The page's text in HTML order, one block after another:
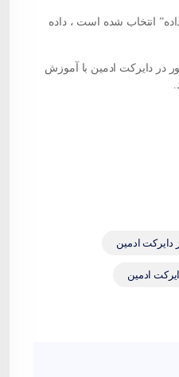
داده” انتخاب شده است ، داده
در دایرکت ادمین با آموزش
دایرکت ادمین
ادمین